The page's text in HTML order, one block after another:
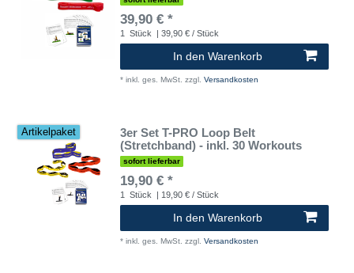
39,90 € *
1 Stück | 39,90 € / Stück
In den Warenkorb
* inkl. ges. MwSt. zzgl. Versandkosten
Artikelpaket
3er Set T-PRO Loop Belt
(Stretchband) - inkl. 30 Workouts
sofort lieferbar
19,90 € *
1 Stück | 19,90 € / Stück
In den Warenkorb
* inkl. ges. MwSt. zzgl. Versandkosten